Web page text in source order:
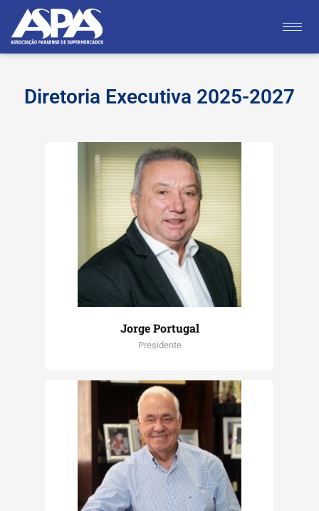
Diretoria Executiva 2025-2027
Jorge Portugal
Presidente